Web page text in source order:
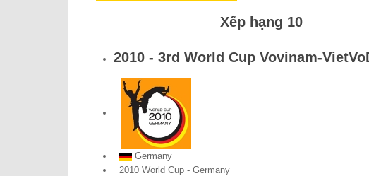
Xếp hạng 10
2010 - 3rd World Cup Vovinam-
Germany
2010 World Cup - Germany